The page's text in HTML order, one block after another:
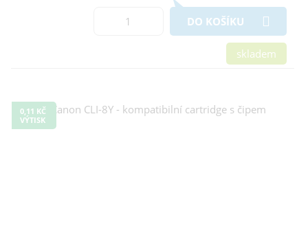
DO KOŠÍKU
skladem
0,11 KČ
VÝTISK